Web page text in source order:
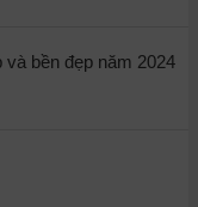
bền đẹp năm 2024